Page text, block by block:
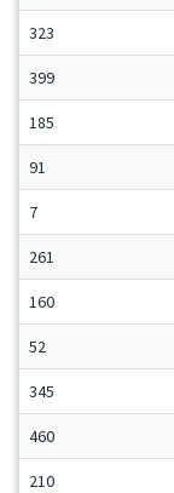
323
399
185
91
7
261
160
52
345
460
210